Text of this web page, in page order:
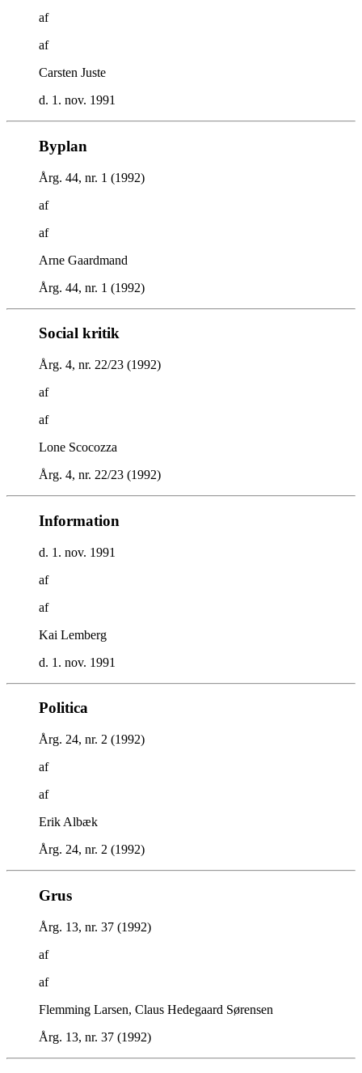
af
af
Carsten Juste
d. 1. nov. 1991
Byplan
Årg. 44, nr. 1 (1992)
af
af
Arne Gaardmand
Årg. 44, nr. 1 (1992)
Social kritik
Årg. 4, nr. 22/23 (1992)
af
af
Lone Scocozza
Årg. 4, nr. 22/23 (1992)
Information
d. 1. nov. 1991
af
af
Kai Lemberg
d. 1. nov. 1991
Politica
Årg. 24, nr. 2 (1992)
af
af
Erik Albæk
Årg. 24, nr. 2 (1992)
Grus
Årg. 13, nr. 37 (1992)
af
af
Flemming Larsen, Claus Hedegaard Sørensen
Årg. 13, nr. 37 (1992)